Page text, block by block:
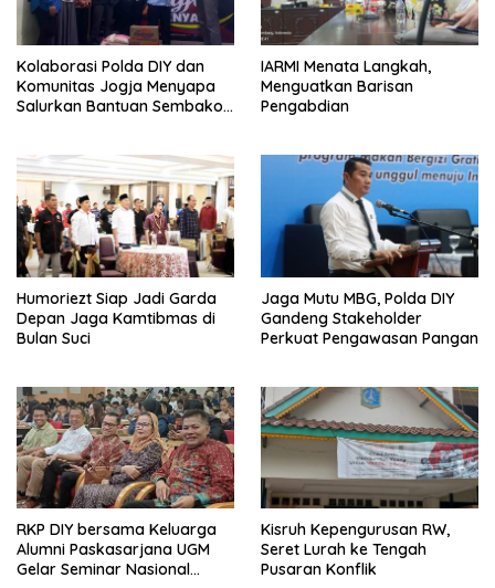
Kolaborasi Polda DIY dan
Komunitas Jogja Menyapa
Salurkan Bantuan Sembako,
IARMI Menata Langkah,
Menguatkan Barisan
Pengabdian
Humoriezt Siap Jadi Garda
Depan Jaga Kamtibmas di
Bulan Suci
Jaga Mutu MBG, Polda DIY
Gandeng Stakeholder
Perkuat Pengawasan Pangan
RKP DIY bersama Keluarga
Alumni Paskasarjana UGM
Gelar Seminar Nasional
Kisruh Kepengurusan RW,
Seret Lurah ke Tengah
Pusaran Konflik